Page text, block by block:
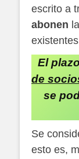
escrito a
abonen
El
de
se
Se
esto es,